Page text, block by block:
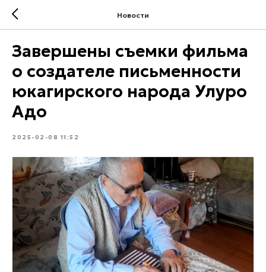
Новости
Завершены съемки фильма
о создателе письменности
юкагирского народа Улуро
Адо
2025-02-08 11:52